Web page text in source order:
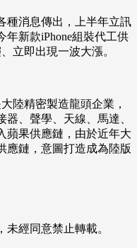
種消息傳出，上半年立訊
新款iPhone組裝代工供
立即出現一波大漲。
陸精密製造龍頭企業，
、聲學、天線、馬達、
蘋果供應鏈，由於近年大
應鏈，意圖打造成為陸版
未經同意禁止轉載。